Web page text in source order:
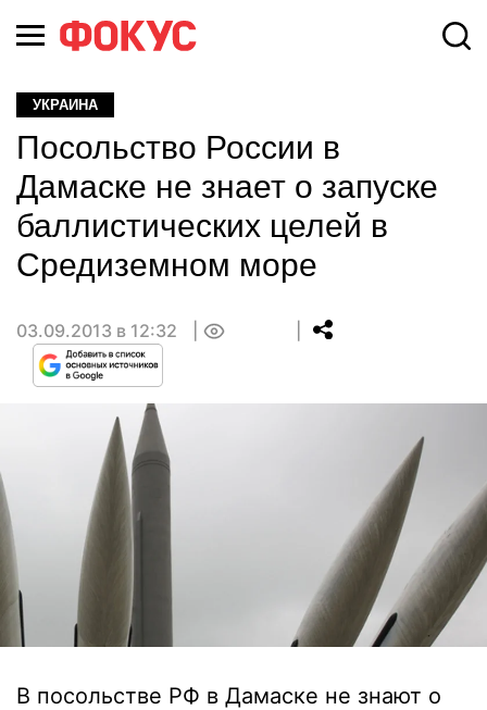
УКРАИНА
Посольство России в
Дамаске не знает о запуске
баллистических целей в
Средиземном море
03.09.2013 в 12:32
В посольстве РФ в Дамаске не знают о